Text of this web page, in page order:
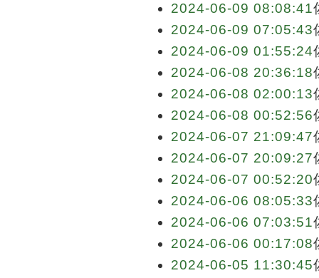
2024-06-09 08:08:41
2024-06-09 07:05:43
2024-06-09 01:55:24
2024-06-08 20:36:18
2024-06-08 02:00:13
2024-06-08 00:52:56
2024-06-07 21:09:47
2024-06-07 20:09:27
2024-06-07 00:52:20
2024-06-06 08:05:33
2024-06-06 07:03:51
2024-06-06 00:17:08
2024-06-05 11:30:45